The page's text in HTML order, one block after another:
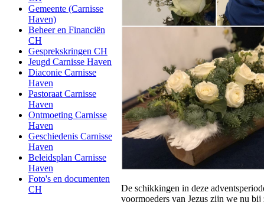
Gemeente (Carnisse
Haven)
Beheer en Financiën
CH
Gesprekskringen CH
Jeugd Carnisse Haven
Diaconie Carnisse
Haven
Pastoraat Carnisse
Haven
Ontmoeting Carnisse
Haven
Geschiedenis Carnisse
Haven
Beleidsplan Carnisse
Haven
Foto's en documenten
CH
De schikkingen in deze
voormoeders van Jezus zijn we nu